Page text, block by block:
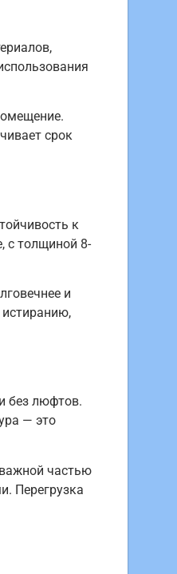
срок
к
с толщиной 8-
и
без люфтов.
— это
частью
Перегрузка